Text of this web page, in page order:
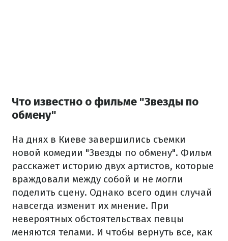
Что известно о фильме "Звезды по
обмену"
На днях в Киеве завершились съемки
новой комедии "Звезды по обмену". Фильм
расскажет историю двух артистов, которые
враждовали между собой и не могли
поделить сцену. Однако всего один случай
навсегда изменит их мнение. При
невероятных обстоятельствах певцы
меняются телами. И чтобы вернуть все, как